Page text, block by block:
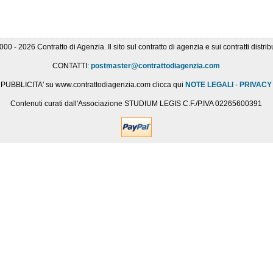
- 2026 Contratto di Agenzia. Il sito sul contratto di agenzia e sui contratti
CONTATTI:postmaster@contrattodiagenzia.com
PUBBLICITA' su www.contrattodiagenzia.com clicca qui NOTE LEGALI - PRIVACY
Contenuti curati dall'Associazione STUDIUM LEGIS C.F./P.IVA 02265600391